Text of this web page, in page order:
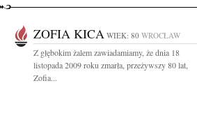
ZOFIA KICA WIEK: 80 WROCŁAW
Z głębokim żalem zawiadamiamy, że dnia 18
listopada 2009 roku zmarła, przeżywszy 80 lat,
Zofia...